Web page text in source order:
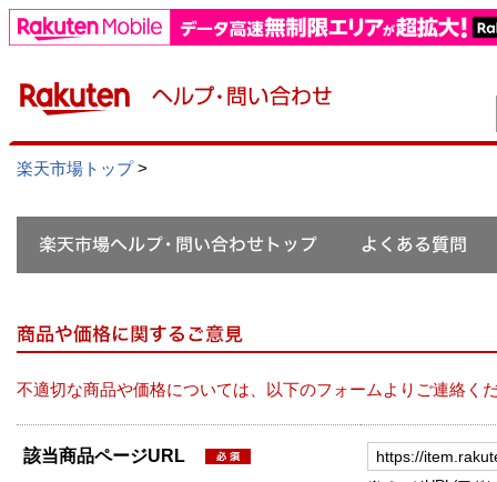
楽天市場トップ>
不適切な商品や価格については、以下のフォームよりご連絡く
該当商品ページURL